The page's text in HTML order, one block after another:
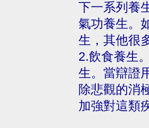
下一系列養
氣功養生。
生，其他很
2.飲食養生
生。當辯證
除悲觀的消
加強對這類